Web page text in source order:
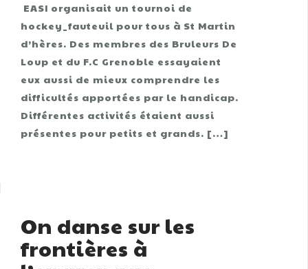
EASI organisait un tournoi de
hockey_fauteuil pour tous à St Martin
d’hères. Des membres des Bruleurs De
Loup et du F.C Grenoble essayaient
eux aussi de mieux comprendre les
difficultés apportées par le handicap.
Différentes activités étaient aussi
présentes pour petits et grands. […]
On danse sur les
frontières à